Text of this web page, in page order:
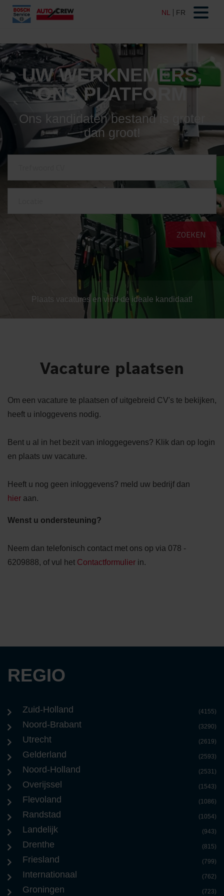
UW WERKNEMERS,
ONS PLATFORM
Ons kandidaten bestand is groter
dan groot!
Plaats vacatures en vind de ideale kandidaat!
Vacature plaatsen
Om een vacature te plaatsen of uitgebreid CV's te bekijken,
heeft u inloggevens nodig.
Bent u al in het bezit van inloggegevens? Klik dan op login
en plaats uw vacature.
Heeft u nog geen inloggevens? meld uw bedrijf dan
hier aan.
Wenst u ondersteuning?
Neem dan telefonisch contact met ons op via 078 -
6209888, of vul het Contactformulier in.
REGIO
Zuid-Holland (4155)
Noord-Brabant (3290)
Utrecht (2619)
Gelderland (2593)
Noord-Holland (2531)
Overijssel (1543)
Flevoland (1086)
Randstad (1054)
Landelijk (943)
Drenthe (815)
Friesland (799)
Internationaal (762)
Groningen (723)